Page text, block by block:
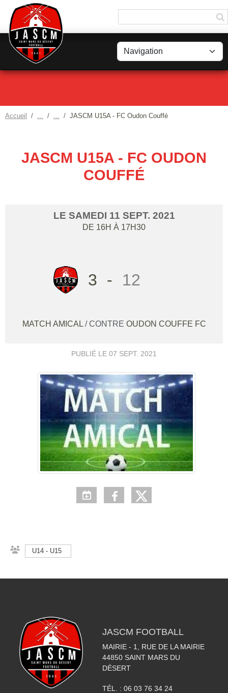
Accueil JASCM U15A - FC Oudon Couffé
JASCM U15A - FC OUDON
COUFFÉ
LE SAMEDI 11 SEPT. 2021
DE 16H À 17H30
3 - 12
MATCH AMICAL / CONTRE OUDON COUFFE FC
PUBLIÉ LE 07 SEPT. 2021
U14 - U15
JASCM FOOTBALL
MAIRIE - 1, RUE DE LA MAIRIE
44850 SAINT MARS DU
DÉSERT
TÉL. : 06 03 76 34 24
Panneau de gestion des cookies